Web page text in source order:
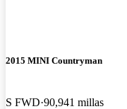
2015 MINI Countryman
S FWD 90,941 millas